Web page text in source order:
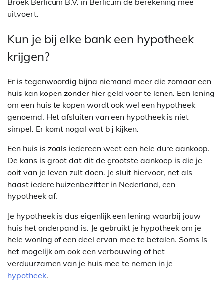
Broek Berlicum B.V. in Berlicum de berekening mee
uitvoert.
Kun je bij elke bank een hypotheek
krijgen?
Er is tegenwoordig bijna niemand meer die zomaar een
huis kan kopen zonder hier geld voor te lenen. Een lening
om een huis te kopen wordt ook wel een hypotheek
genoemd. Het afsluiten van een hypotheek is niet
simpel. Er komt nogal wat bij kijken.
Een huis is zoals iedereen weet een hele dure aankoop.
De kans is groot dat dit de grootste aankoop is die je
ooit van je leven zult doen. Je sluit hiervoor, net als
haast iedere huizenbezitter in Nederland, een
hypotheek af.
Je hypotheek is dus eigenlijk een lening waarbij jouw
huis het onderpand is. Je gebruikt je hypotheek om je
hele woning of een deel ervan mee te betalen. Soms is
het mogelijk om ook een verbouwing of het
verduurzamen van je huis mee te nemen in je
hypotheek.